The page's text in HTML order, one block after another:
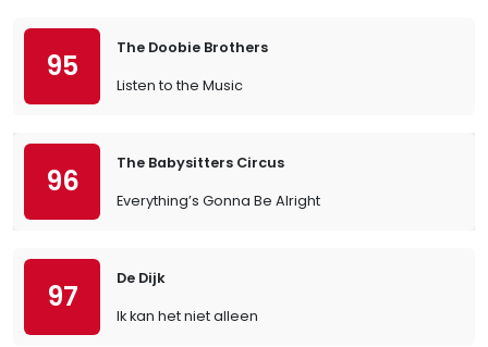
95
The Doobie Brothers
Listen to the Music
96
The Babysitters Circus
Everything’s Gonna Be Alright
97
De Dijk
Ik kan het niet alleen